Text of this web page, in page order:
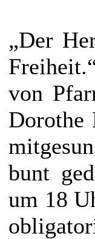
„Der
von
Dorothe
bunt
um 18